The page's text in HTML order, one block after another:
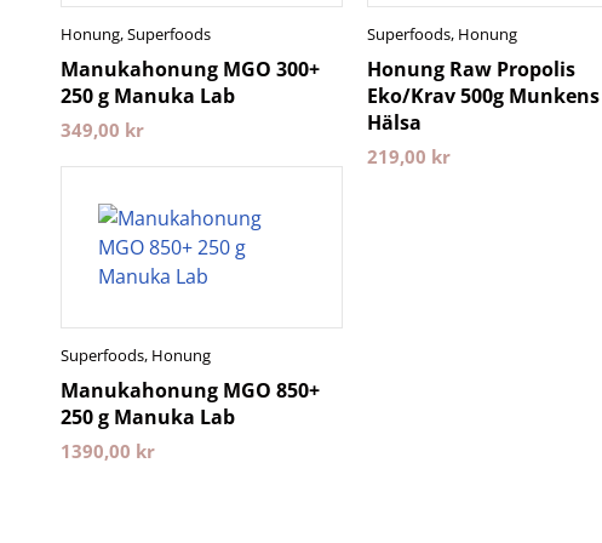
Honung,Superfoods
Manukahonung MGO 300+
250 g Manuka Lab
349,00 kr
Superfoods, Honung
Honung Raw Propolis
Eko/Krav 500g Munkens
Hälsa
219,00 kr
Superfoods, Honung
Manukahonung MGO 850+
250 g Manuka Lab
1390,00 kr